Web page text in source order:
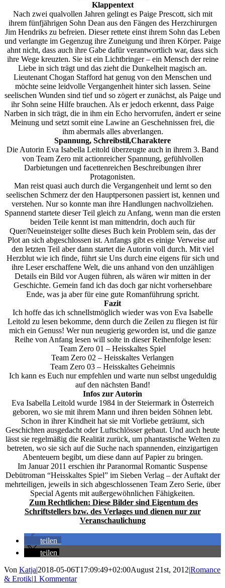
Klappentext
Nach zwei qualvollen Jahren gelingt es Paige Prescott, sich mit
ihrem fünfjährigen Sohn Dean aus den Fängen des Herzchirurgen
Jim Hendriks zu befreien. Dieser rettete einst ihrem Sohn das Leben
und verlangte im Gegenzug ihre Zuneigung und ihren Körper. Paige
ahnt nicht, dass auch ihre Gabe dafür verantwortlich war, dass sich
ihre Wege kreuzten. Sie ist ein Lichtbringer – ein Mensch der reine
Liebe in sich trägt und das zieht die Dunkelheit magisch an.
Lieutenant Chogan Stafford hat genug von den Menschen und
möchte seine leidvolle Vergangenheit hinter sich lassen. Seine
seelischen Wunden sind tief und so zögert er zunächst, als Paige und
ihr Sohn seine Hilfe brauchen. Als er jedoch erkennt, dass Paige
Narben in sich trägt, die in ihm ein Echo hervorrufen, ändert er seine
Meinung und setzt somit eine Lawine an Geschehnissen frei, die
ihm abermals alles abverlangen.
Spannung, Schreibstil,Charaktere
Die Autorin Eva Isabella Leitold überzeugte auch in ihrem 3. Band
von Team Zero mit actionreicher Spannung, gefühlvollen
Darbietungen und facettenreichen Beschreibungen ihrer
Protagonisten.
Man reist quasi auch durch die Vergangenheit und lernt so den
seelischen Schmerz der den Hauptpersonen passiert ist, kennen und
verstehen. Nur so konnte man ihre Handlungen nachvollziehen.
Spannend startete dieser Teil gleich zu Anfang, wenn man die ersten
beiden Teile kennt ist man mittendrin, doch auch für
Quer/Neueinsteiger sollte dieses Buch kein Problem sein, das der
Plot an sich abgeschlossen ist. Anfangs gibt es einige Verweise auf
den letzten Teil aber dann startet die Autorin voll durch. Mit viel
Herzblut wie ich finde, führt sie Uns durch eine eigens für sich und
ihre Leser erschaffene Welt, die uns anhand von den unzähligen
Details ein Bild vor Augen führen, als wären wir mitten in der
Geschichte. Gemein fand ich das doch gar nicht vorhersehbare
Ende, was ja aber für eine gute Romanführung spricht.
Fazit
Ich hoffe das ich schnellstmöglich wieder was von Eva Isabelle
Leitold zu lesen bekomme, denn durch die Zeilen zu fliegen ist für
mich ein Genuss! Wer nun neugierig geworden ist, und die ganze
Reihe von Anfang lesen will solte in dieser Reihenfolge lesen:
Team Zero 01 – Heisskaltes Spiel
Team Zero 02 – Heisskaltes Verlangen
Team Zero 03 – Heisskaltes Geheimnis
Ich kann es Euch nur empfehlen und warte nun selbst ungeduldig
auf den nächsten Band!
Infos zur Autorin
Eva Isabella Leitold wurde 1984 in der Steiermark in Österreich
geboren, wo sie mit ihrem Mann und ihren beiden Söhnen lebt.
Schon in ihrer Kindheit hat sie mit Vorliebe geträumt, sich
Geschichten ausgedacht oder Luftschlösser gebaut. Und auch heute
lässt sie regelmäßig die Realität zurück, um phantastische Welten zu
betreten, wo sie sich auf die Suche nach spannenden, einzigartigen
Abenteuern begibt, um diese dann auf Papier zu bringen.
Im Januar 2011 erschien ihr Paranormal Romantic Suspense
Debütroman “Heisskaltes Spiel” im Sieben Verlag – der Auftakt der
mehrteiligen, jeweils in sich abgeschlossenen Team Zero Serie, über
Special Agents mit außergewöhnlichen Fähigkeiten.
Zum Rechtlichen: Diese Bilder sind Eigentum des
Schriftstellers bzw. des Verlages und dienen nur zur
Veranschaulichung
teilen
teilen
Von Katja|2018-05-06T17:09:49+02:00August 21st, 2012|Romance
& Erotik|1 Kommentar